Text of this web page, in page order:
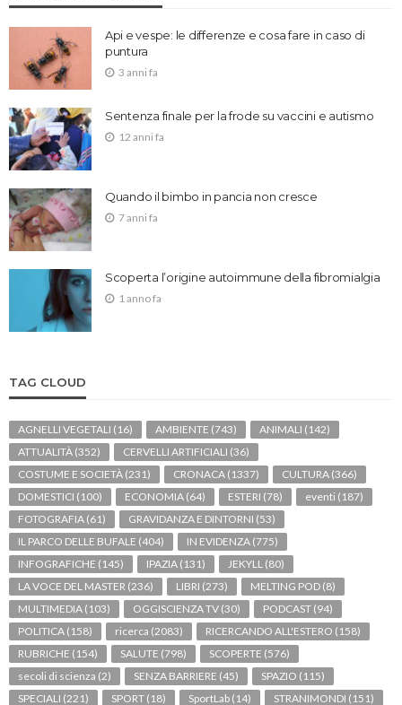
Api e vespe: le differenze e cosa fare in caso di
puntura
3 anni fa
Sentenza finale per la frode su vaccini e autismo
12 anni fa
Quando il bimbo in pancia non cresce
7 anni fa
Scoperta l’origine autoimmune della fibromialgia
1 anno fa
TAG CLOUD
AGNELLI VEGETALI (16) AMBIENTE (743) ANIMALI (142)
ATTUALITÀ (352) CERVELLI ARTIFICIALI (36)
COSTUME E SOCIETÀ (231) CRONACA (1337) CULTURA (366)
DOMESTICI (100) ECONOMIA (64) ESTERI (78) eventi (187)
FOTOGRAFIA (61) GRAVIDANZA E DINTORNI (53)
IL PARCO DELLE BUFALE (404) IN EVIDENZA (775)
INFOGRAFICHE (145) IPAZIA (131) JEKYLL (80)
LA VOCE DEL MASTER (236) LIBRI (273) MELTING POD (8)
MULTIMEDIA (103) OGGISCIENZA TV (30) PODCAST (94)
POLITICA (158) ricerca (2083) RICERCANDO ALL'ESTERO (158)
RUBRICHE (154) SALUTE (798) SCOPERTE (576)
secoli di scienza (2) SENZA BARRIERE (45) SPAZIO (115)
SPECIALI (221) SPORT (18) SportLab (14) STRANIMONDI (151)